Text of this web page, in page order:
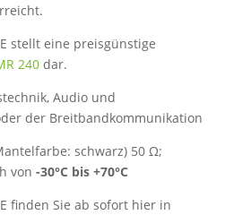
stellt eine preisgünstige
240dar.
Audio und
der Breitbandkommunikation
schwarz) 50 Ω;
von -30°C bis +70°C
finden Sie ab sofort hier in